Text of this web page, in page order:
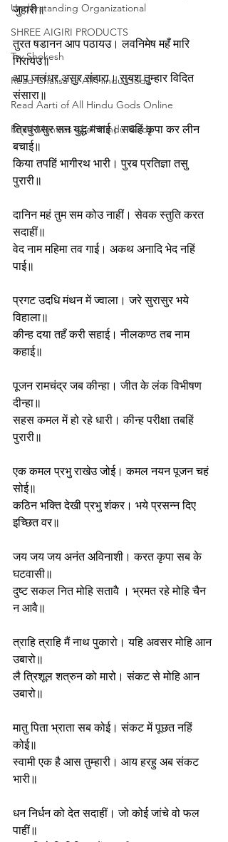
Understanding Organizational
SHREE AIGIRI PRODUCTS
Try Shokesh
Read Chalisa of All Hindu Gods
Read Aarti of All Hindu Gods Online
Read Mantras of all Hindu Gods
जुहारी॥
तुरत षडानन आप पठायउ। लवनिमेष महँ मारि
गिरायउ॥
आप जलंधर असुर संहारा। सुयश तुम्हार विदित
संसारा॥
त्रिपुरासुर सन युद्ध मचाई। सबहिं कृपा कर लीन
बचाई॥
किया तपहिं भागीरथ भारी। पुरब प्रतिज्ञा तसु
पुरारी॥
दानिन महं तुम सम कोउ नाहीं। सेवक स्तुति करत
सदाहीं॥
वेद नाम महिमा तव गाई। अकथ अनादि भेद नहिं
पाई॥
प्रगट उदधि मंथन में ज्वाला। जरे सुरासुर भये
विहाला॥
कीन्ह दया तहँ करी सहाई। नीलकण्ठ तब नाम
कहाई॥
पूजन रामचंद्र जब कीन्हा। जीत के लंक विभीषण
दीन्हा॥
सहस कमल में हो रहे धारी। कीन्ह परीक्षा तबहिं
पुरारी॥
एक कमल प्रभु राखेउ जोई। कमल नयन पूजन चहं
सोई॥
कठिन भक्ति देखी प्रभु शंकर। भये प्रसन्न दिए
इच्छित वर॥
जय जय जय अनंत अविनाशी। करत कृपा सब के
घटवासी॥
दुष्ट सकल नित मोहि सतावै । भ्रमत रहे मोहि चैन
न आवै॥
त्राहि त्राहि मैं नाथ पुकारो। यहि अवसर मोहि आन
उबारो॥
लै त्रिशूल शत्रुन को मारो। संकट से मोहि आन
उबारो॥
मातु पिता भ्राता सब कोई। संकट में पूछत नहिं
कोई॥
स्वामी एक है आस तुम्हारी। आय हरहु अब संकट
भारी॥
धन निर्धन को देत सदाहीं। जो कोई जांचे वो फल
पाहीं॥